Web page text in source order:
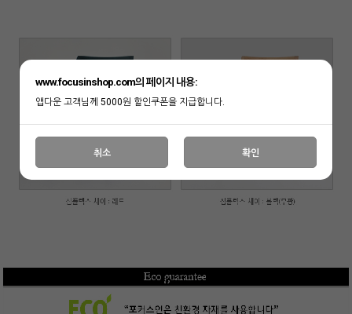
www.focusinshop.com의 페이지 내용:
앱다운 고객님께 5000원 할인쿠폰을 지급합니다.
취소 확인